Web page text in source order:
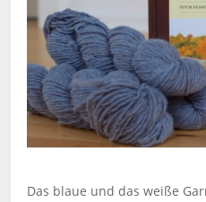
Das blaue und das weiße